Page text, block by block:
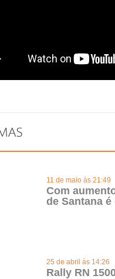
11 de maio às 21:49
Com
de Santana
25 de abril às 14:26
Rally RN